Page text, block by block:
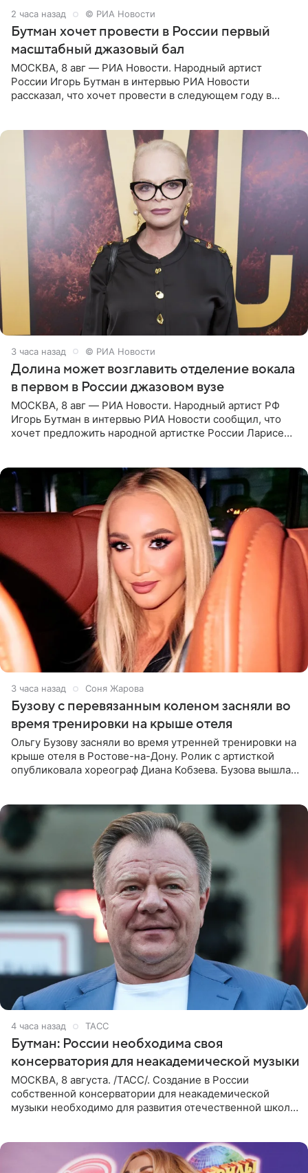
2 часа назад © РИА Новости
Бутман хочет провести в России первый
масштабный джазовый бал
МОСКВА, 8 авг — РИА Новости. Народный артист
России Игорь Бутман в интервью РИА Новости
рассказал, что хочет провести в следующем году в
3 часа назад © РИА Новости
Долина может возглавить отделение вокала
в первом в России джазовом вузе
МОСКВА, 8 авг — РИА Новости. Народный артист РФ
Игорь Бутман в интервью РИА Новости сообщил, что
хочет предложить народной артистке России Ларисе
3 часа назад Соня Жарова
Бузову с перевязанным коленом засняли во
время тренировки на крыше отеля
Ольгу Бузову засняли во время утренней тренировки на
крыше отеля в Ростове-на-Дону. Ролик с артисткой
опубликовала хореограф Диана Кобзева. Бузова вышла
4 часа назад ТАСС
Бутман: России необходима своя
консерватория для неакадемической музыки
МОСКВА, 8 августа. /ТАСС/. Создание в России
собственной консерватории для неакадемической
музыки необходимо для развития отечественной школы